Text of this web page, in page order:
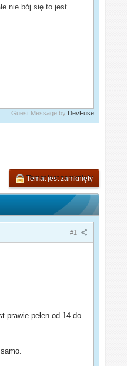
nie bój się to jest
Guest Message by DevFuse
Temat jest zamknięty
#1
prawie pełen od 14 do